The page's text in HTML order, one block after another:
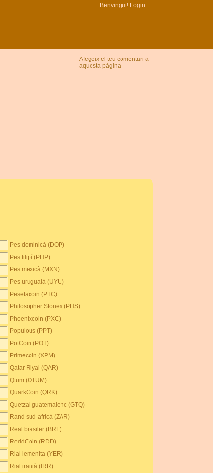
Benvingut! Login
Afegeix el teu comentari a
aquesta pàgina
Pes dominicà (DOP)
Pes filipí (PHP)
Pes mexicà (MXN)
Pes uruguaià (UYU)
Pesetacoin (PTC)
Philosopher Stones (PHS)
Phoenixcoin (PXC)
Populous (PPT)
PotCoin (POT)
Primecoin (XPM)
Qatar Riyal (QAR)
Qtum (QTUM)
QuarkCoin (QRK)
Quetzal guatemalenc (GTQ)
Rand sud-africà (ZAR)
Real brasiler (BRL)
ReddCoin (RDD)
Rial iemenita (YER)
Rial iranià (IRR)